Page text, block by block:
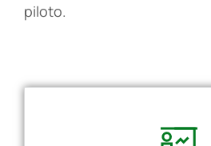
piloto.